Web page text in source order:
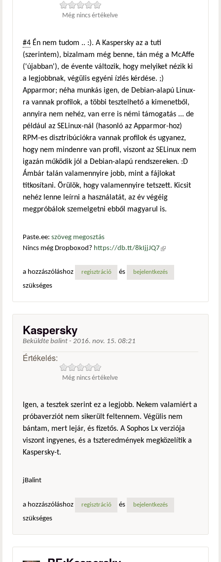
Még nincs értékelve
#4 Én nem tudom .. :). A Kaspersky az a tuti
(szerintem), bizalmam még benne, tán még a McAffe
('újabban'), de évente változik, hogy melyiket nézik ki
a legjobbnak, végülis egyéni ízlés kérdése. ;)
Apparmor; néha munkás igen, de Debian-alapú Linux-
ra vannak profilok, a többi tesztelhető a kimenetből,
annyira nem nehéz, van erre is némi támogatás ... de
például az SELinux-nál (hasonló az Apparmor-hoz)
RPM-es disztribúciókra vannak profilok és ugyanez,
hogy nem mindenre van profil, viszont az SELinux nem
igazán működik jól a Debian-alapú rendszereken. :D
Ámbár talán valamennyire jobb, mint a fájlokat
titkosítani. Örülök, hogy valamennyire tetszett. Kicsit
nehéz lenne leírni a használatát, az év végéig
megpróbálok szemelgetni ebből magyarul is.
Paste.ee: szöveg megosztás
Nincs még Dropboxod? https://db.tt/8kIjjJQ7 (külső
a hozzászóláshoz
regisztráció és bejelentkezés
szükséges
Kaspersky
Beküldte balint - 2016. nov. 15. 08:21
Értékelés:
Még nincs értékelve
Igen, a tesztek szerint ez a legjobb. Nekem valamiért a
próbaverziót nem sikerült feltennem. Végülis nem
bántam, mert lejár, és fizetős. A Sophos Lx verziója
viszont ingyenes, és a tszteredmények megközelítik a
Kaspersky-t.
jBalint
a hozzászóláshoz regisztráció és bejelentkezés
szükséges